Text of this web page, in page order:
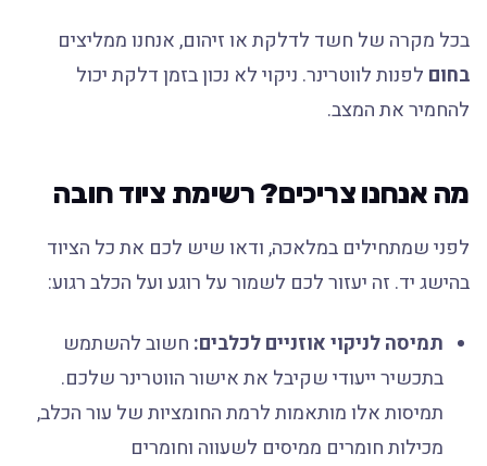
בכל מקרה של חשד לדלקת או זיהום, אנחנו ממליצים
בחוםלפנות לווטרינר. ניקוי לא נכון בזמן דלקת יכול
להחמיר את המצב.
מה אנחנו צריכים? רשימת ציוד חובה
לפני שמתחילים במלאכה, ודאו שיש לכם את כל הציוד
בהישג יד. זה יעזור לכם לשמור על רוגע ועל הכלב רגוע:
תמיסה לניקוי אוזניים לכלבים:חשוב להשתמש
בתכשיר ייעודי שקיבל את אישור הווטרינר שלכם.
תמיסות אלו מותאמות לרמת החומציות של עור הכלב,
מכילות חומרים ממיסים לשעווה וחומרים